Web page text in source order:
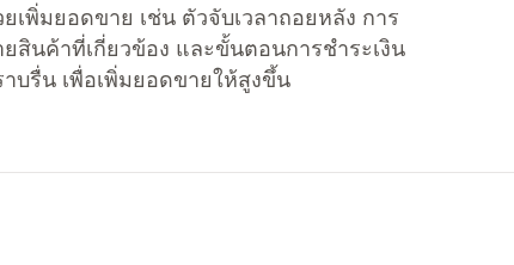
ยเพิ่มยอดขาย เช่น ตัวจับเวลาถอยหลัง การ
ยสินค้าที่เกี่ยวข้อง และขั้นตอนการชำระเงิน
บรื่น เพื่อเพิ่มยอดขายให้สูงขึ้น